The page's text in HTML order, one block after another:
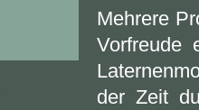
Mehrere
Vorfreude
der Zeit